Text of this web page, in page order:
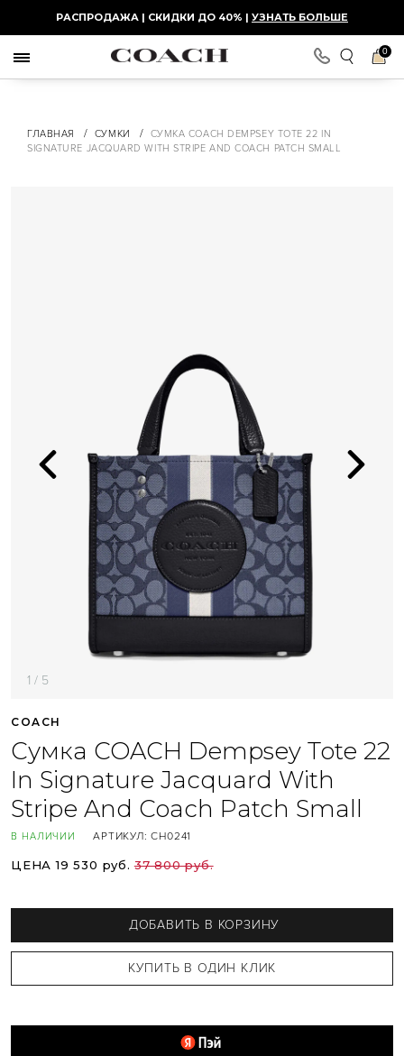
РАСПРОДАЖА | СКИДКИ ДО 40% | УЗНАТЬ БОЛЬШЕ
0
ГЛАВНАЯ / СУМКИ /
СУМКА COACH DEMPSEY TOTE 22 IN
SIGNATURE JACQUARD WITH STRIPE AND COACH PATCH SMALL
1 / 5
COACH
Сумка COACH Dempsey Tote 22
In Signature Jacquard With
Stripe And Coach Patch Small
В НАЛИЧИИ АРТИКУЛ:CH0241
ЦЕНА 19 530 руб. 37 800 руб.
ДОБАВИТЬ В КОРЗИНУ